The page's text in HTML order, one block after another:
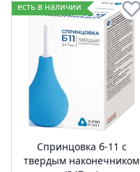
есть в наличии
Спринцовка б-11 с
твердым наконечником